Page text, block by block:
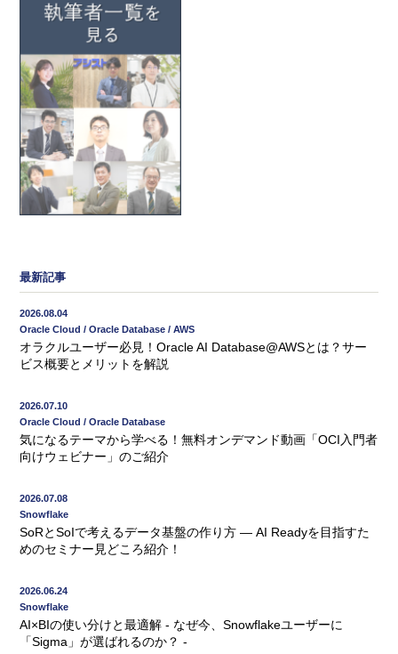
最新記事
2026.08.04
Oracle Cloud / Oracle Database / AWS
オラクルユーザー必見！Oracle AI Database@AWSとは？サー
ビス概要とメリットを解説
2026.07.10
Oracle Cloud / Oracle Database
気になるテーマから学べる！無料オンデマンド動画「OCI入門者
向けウェビナー」のご紹介
2026.07.08
Snowflake
SoRとSoIで考えるデータ基盤の作り方 ― AI Readyを目指すた
めのセミナー見どころ紹介！
2026.06.24
Snowflake
AI×BIの使い分けと最適解 - なぜ今、Snowflakeユーザーに
「Sigma」が選ばれるのか？ -